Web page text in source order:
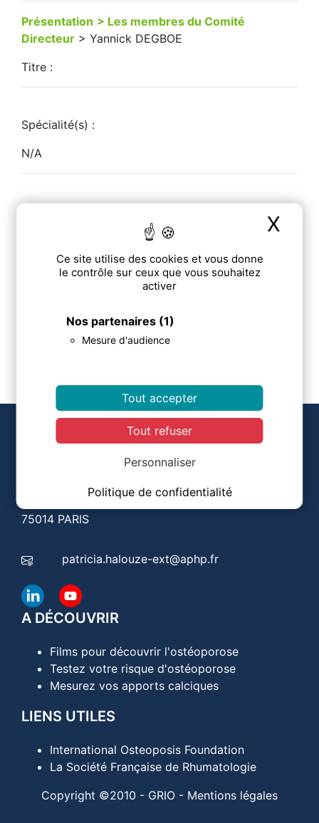
Ce site utilise des cookies et vous donne
le contrôle sur ceux que vous souhaitez
activer
Nos partenaires (1)
Mesure d'audience
Tout accepter
Tout refuser
Personnaliser
Politique de confidentialité
X
Présentation > Les membres du Comité
Directeur > Yannick DEGBOE
Titre :
Spécialité(s) :
N/A
degboe.y@chu-toulouse.fr
COORDONNÉES
Centre d'Evaluation des Maladies Osseuses
Hôpital COCHIN
27, Rue du Faubourg Saint Jacques
75014 PARIS
patricia.halouze-ext@aphp.fr
A DÉCOUVRIR
Films pour découvrir l'ostéoporose
Testez votre risque d'ostéoporose
Mesurez vos apports calciques
LIENS UTILES
International Osteoposis Foundation
La Société Française de Rhumatologie
Copyright ©2010 - GRIO - Mentions légales